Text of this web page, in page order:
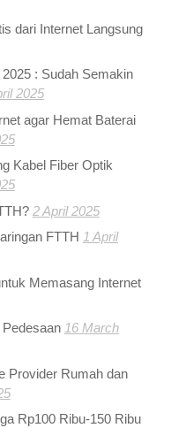
dari Internet Langsung
: Sudah Semakin
2025
agar Hemat Baterai
Kabel Fiber Optik
2 April 2025
FTTH 1 April
Memasang Internet
16 March
Provider Rumah dan
Rp100 Ribu-150 Ribu